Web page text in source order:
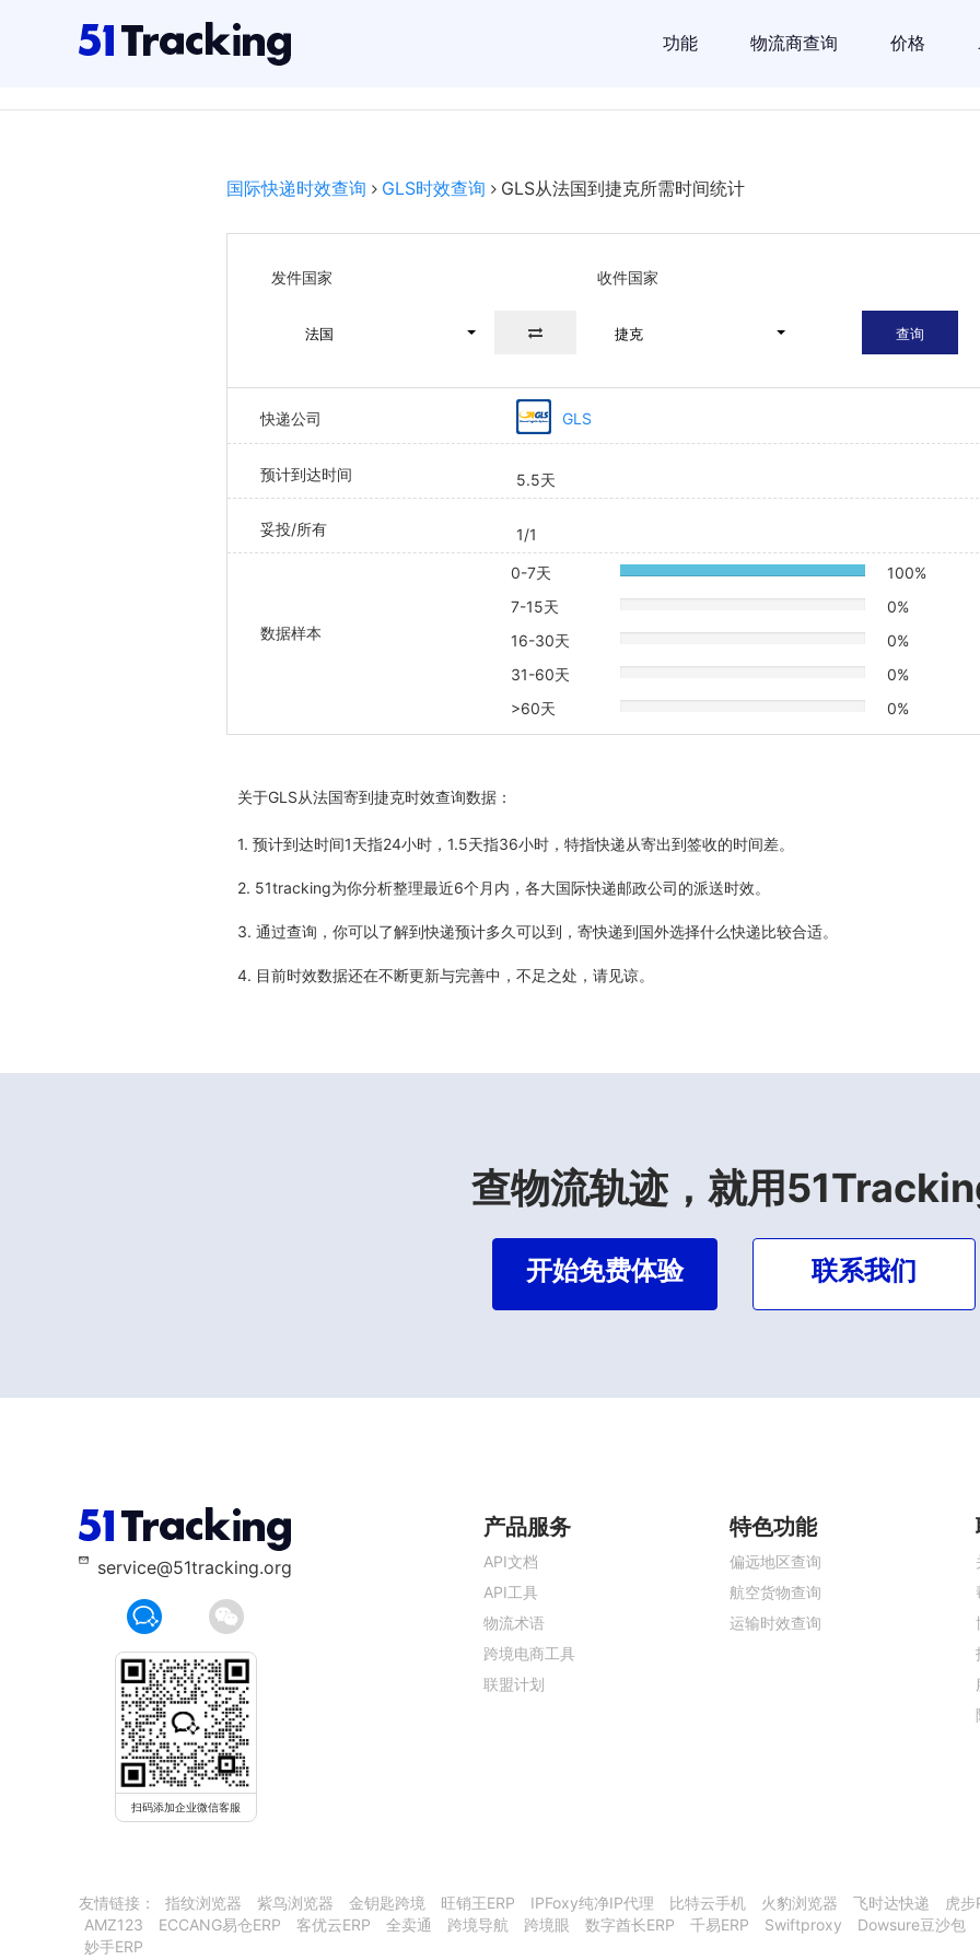
功能 物流商查询 价格
国际快递时效查询 GLS时效查询 GLS从法国到捷克所需时间统计
发件国家 收件国家
法国 捷克 查询
快递公司 GLS
预计到达时间 5.5天
妥投/所有 1/1
数据样本
0-7天
20%
Complete
100%
7-15天
Complete
0%
16-30天
Complete
0%
31-60天
Complete
0%
>60天
Complete
0%
关于GLS从法国寄到捷克时效查询数据：
1. 预计到达时间1天指24小时，1.5天指36小时，特指快递从寄出到签收的时间差。
2. 51tracking为你分析整理最近6个月内，各大国际快递邮政公司的派送时效。
3. 通过查询，你可以了解到快递预计多久可以到，寄快递到国外选择什么快递比较合适。
4. 目前时效数据还在不断更新与完善中，不足之处，请见谅。
查物流轨迹，就用
开始免费体验 联系我们
service@51tracking.org
扫码添加企业微信客服
产品服务
API文档
API工具
物流术语
跨境电商工具
联盟计划
特色功能
偏远地区查询
航空货物查询
运输时效查询
友情链接： 指纹浏览器 紫鸟浏览器 金钥匙跨境 旺销王ERP IPFoxy纯净IP代理 比特云手机 火豹浏览器 飞时达快递
虎步
AMZ123
ECCANG易仓ERP 客优云ERP 全卖通 跨境导航 跨境眼 数字酋长ERP 千易ERP Swiftproxy
Dowsure豆沙包
妙手ERP